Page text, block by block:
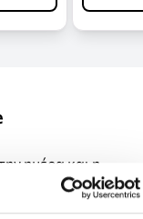
ημέρα και η
στη
τεχνολογία